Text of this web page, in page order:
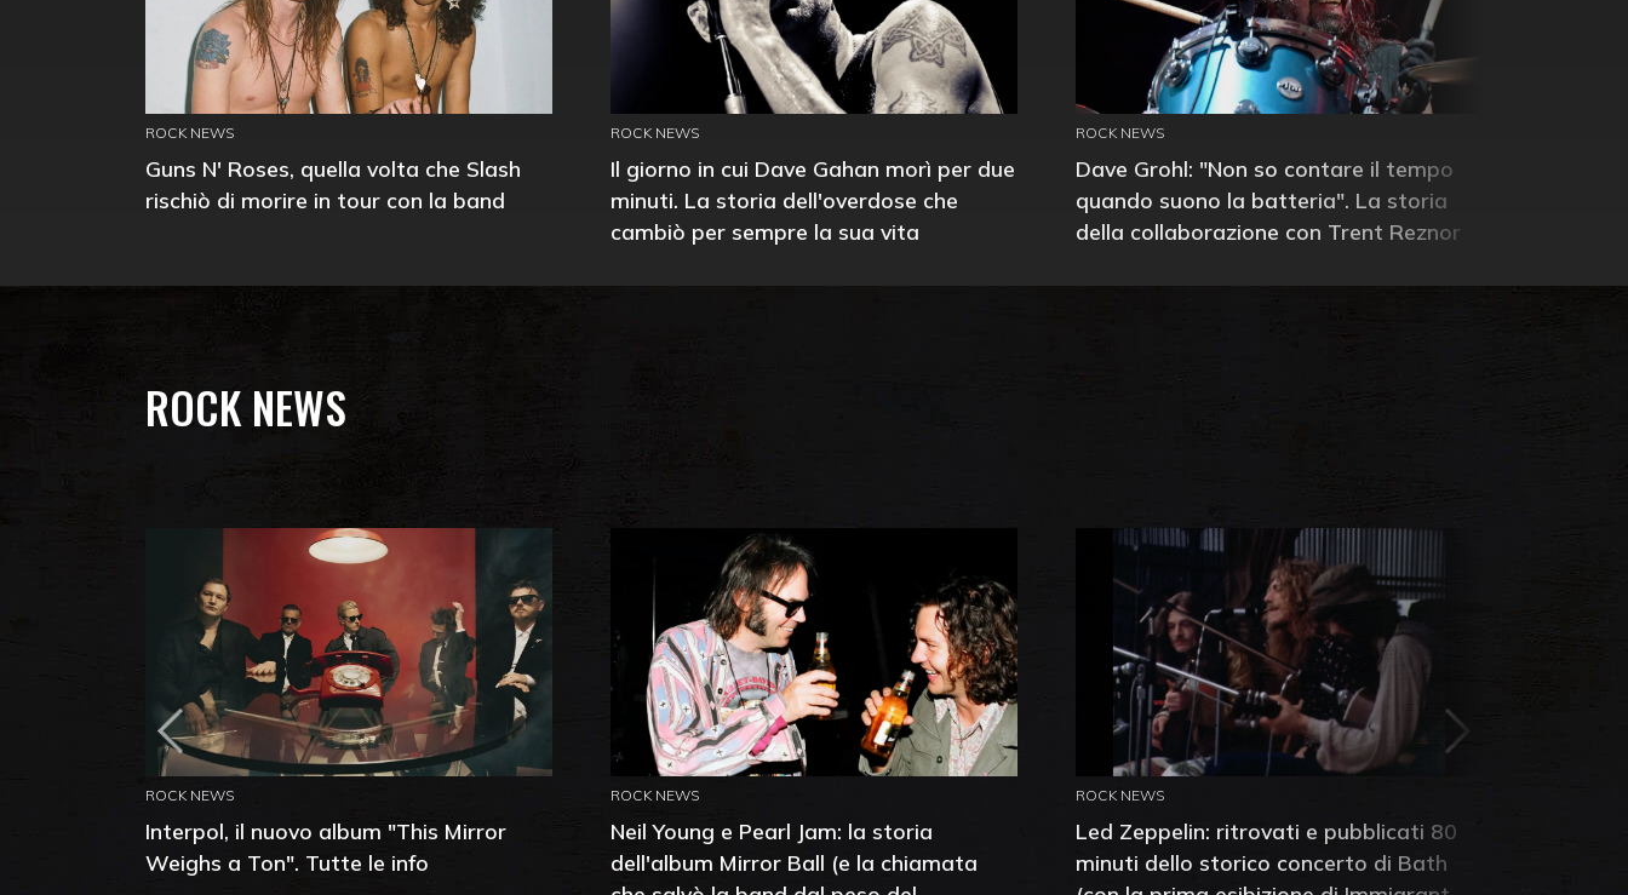
ROCK NEWS
Guns N' Roses, quella volta che Slash
rischiò di morire in tour con la band
ROCK NEWS
Il giorno in cui Dave Gahan morì per due
minuti. La storia dell'overdose che
cambiò per sempre la sua vita
ROCK NEWS
Dave Grohl: "Non so contare il tempo
quando suono la batteria". La storia
della collaborazione con Trent Reznor
ROCK NEWS
ROCK NEWS
Interpol, il nuovo album "This Mirror
Weighs a Ton". Tutte le info
ROCK NEWS
Neil Young e Pearl Jam: la storia
dell'album Mirror Ball (e la chiamata
ROCK NEWS
Led Zeppelin: ritrovati e pubblicati 80
minuti dello storico concerto di Bath